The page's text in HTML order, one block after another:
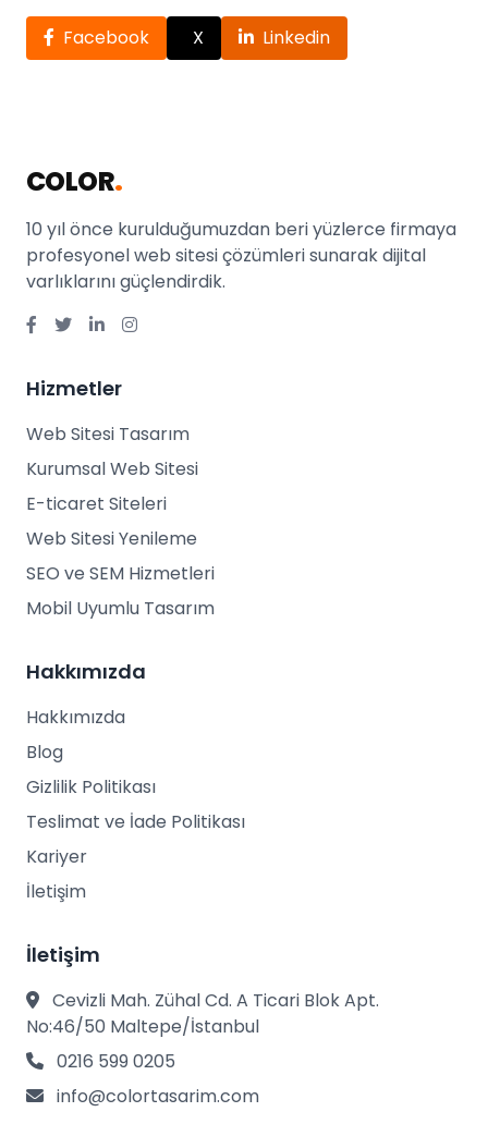
Facebook X Linkedin
COLOR.
10 yıl önce kurulduğumuzdan beri yüzlerce firmaya
profesyonel web sitesi çözümleri sunarak dijital
varlıklarını güçlendirdik.
Hizmetler
Web Sitesi Tasarım
Kurumsal Web Sitesi
E-ticaret Siteleri
Web Sitesi Yenileme
SEO ve SEM Hizmetleri
Mobil Uyumlu Tasarım
Hakkımızda
Hakkımızda
Blog
Gizlilik Politikası
Teslimat ve İade Politikası
Kariyer
İletişim
İletişim
Cevizli Mah. Zühal Cd. A Ticari Blok Apt.
No:46/50 Maltepe/İstanbul
0216 599 0205
info@colortasarim.com